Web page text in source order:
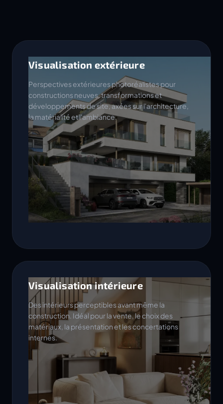
Visualisation extérieure
Perspectives extérieures photoréalistes pour
constructions neuves, transformations et
développements de site, axées sur l'architecture,
la matérialité et l'ambiance.
Visualisation intérieure
Des intérieurs perceptibles avant même la
construction. Idéal pour la vente, le choix des
matériaux, la présentation et les concertations
internes.